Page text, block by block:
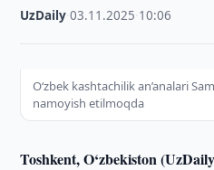
UzDaily ·03.11.2025 10:06
O‘zbek kashtachilik an’analari
namoyish etilmoqda
Toshkent, O‘zbekiston